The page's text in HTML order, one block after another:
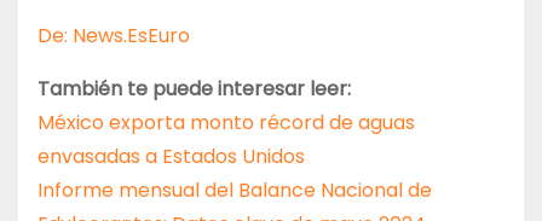
De: News.EsEuro
También te puede interesar leer:
México exporta monto récord de aguas
envasadas a Estados Unidos
Informe mensual del Balance Nacional de